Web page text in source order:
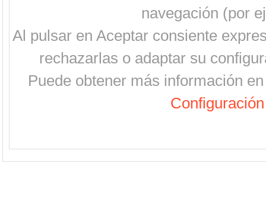
navegación (por
Al pulsar en Aceptar consiente
rechazarlas o adaptar su
Puede obtener más información